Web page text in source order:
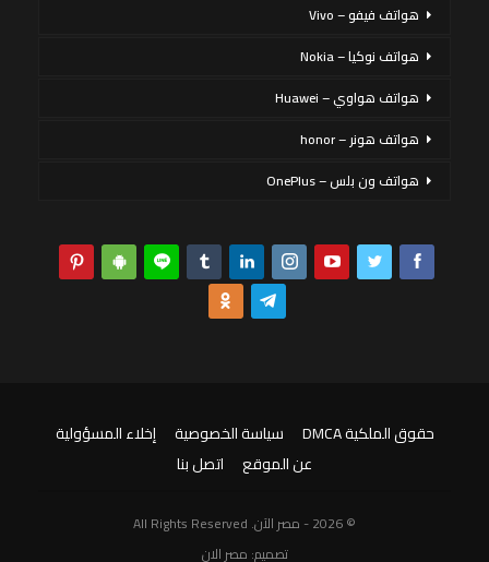
هواتف فيفو – Vivo
هواتف نوكيا – Nokia
هواتف هواوي – Huawei
هواتف هونر – honor
هواتف ون بلس – OnePlus
حقوق الملكية DMCA سياسة الخصوصية
إخلاء المسؤولية
عن الموقع
اتصل بنا
© 2026 - مصر الآن. All Rights Reserved
تصميم: مصر الان